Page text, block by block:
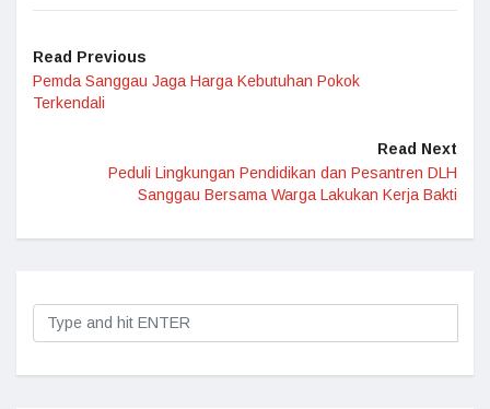
Read Previous
Pemda Sanggau Jaga Harga Kebutuhan Pokok
Terkendali
Read Next
Peduli Lingkungan Pendidikan dan Pesantren DLH
Sanggau Bersama Warga Lakukan Kerja Bakti